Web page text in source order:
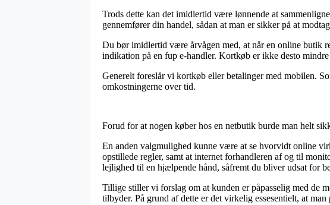
Trods dette kan det imidlertid være lønnende at
gennemfører din handel, sådan at man er sikker på at
Du bør imidlertid være årvågen med, at når en online butik
indikation på en fup e-handler. Kortkøb er ikke desto
Generelt foreslår vi kortkøb eller betalinger med mobilen.
omkostningerne over tid.
Forud for at nogen køber hos en netbutik burde man helt
En anden valgmulighed kunne være at se hvorvidt online
opstillede regler, samt at internet forhandleren af og til
lejlighed til en hjælpende hånd, såfremt du bliver udsat for
Tillige stiller vi forslag om at kunden er påpasselig med de
tilbyder. På grund af dette er det virkelig essesentielt, at